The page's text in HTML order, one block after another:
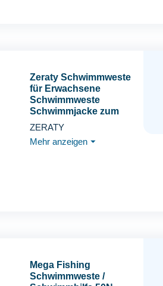
Zeraty Schwimmweste
für Erwachsene
Schwimmweste
Schwimmjacke zum
Angeln Segeln Surfen
Bootfahren
Kajakfahren für
ZERATY
Mehr anzeigen ⏷
Mega Fishing
Schwimmweste /